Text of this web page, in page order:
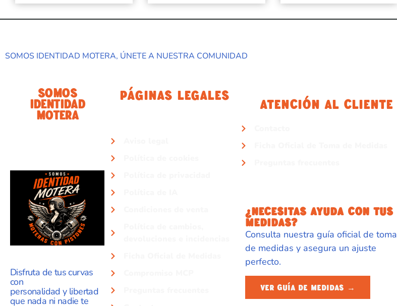
SOMOS IDENTIDAD MOTERA, ÚNETE A NUESTRA COMUNIDAD
Somos
Identidad
Motera
Disfruta de tus curvas
con
personalidad y libertad
que nada ni nadie te
Páginas Legales Atención Al Cliente
¿NECESITAS AYUDA CON TUS
MEDIDAS?
Consulta nuestra guía oficial de toma
de medidas y asegura un ajuste
perfecto.
VER GUÍA DE MEDIDAS →